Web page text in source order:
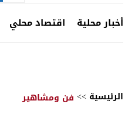
أخبار محلية اقتصاد محلي
الرئيسية >> فن ومشاهير